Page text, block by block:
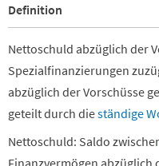
Definition
Nettoschuld abzüglich der
Spezialfinanzierungen
abzüglich der Vorschüsse
geteilt durch dieständige
Nettoschuld: Saldo